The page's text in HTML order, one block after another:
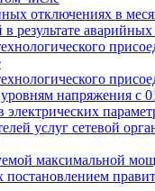
отключениях в
результате
напряжения с
электрических
услуг сетевой
максимальной
постановлением